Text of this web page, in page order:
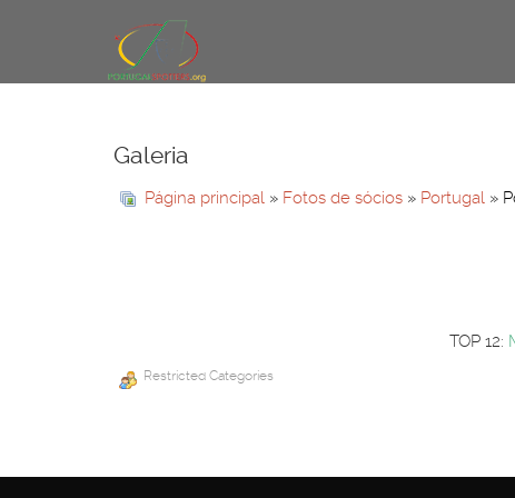
Galeria
Página principal » Fotos de sócios » Portugal »
TOP 12:
Restricted Categories